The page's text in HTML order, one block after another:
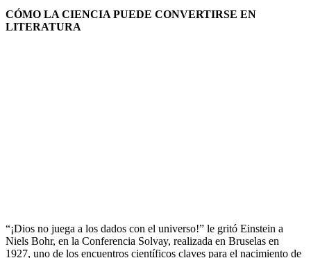
CÓMO LA CIENCIA PUEDE CONVERTIRSE EN
LITERATURA
“¡Dios no juega a los dados con el universo!” le gritó Einstein a
Niels Bohr, en la Conferencia Solvay, realizada en Bruselas en
1927, uno de los encuentros científicos claves para el nacimiento de